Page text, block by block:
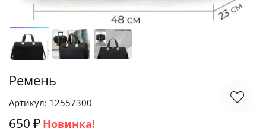
Ремень
Артикул: 12557300
650 ₽ Новинка!